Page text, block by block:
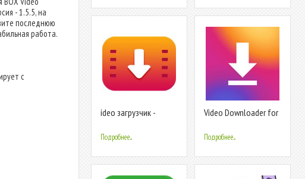
- 1.5.5, на
последнюю
работа.
с
ideo загрузчик -
Подробнее...
Video Downloader for
Подробнее...